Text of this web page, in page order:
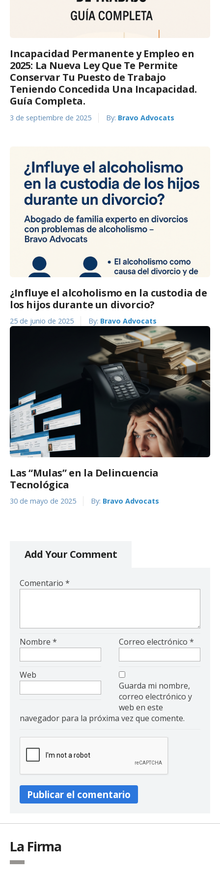
Incapacidad Permanente y Empleo en
2025: La Nueva Ley Que Te Permite
Conservar Tu Puesto de Trabajo
Teniendo Concedida Una Incapacidad.
Guía Completa.
3 de septiembre de 2025 By: Bravo Advocats
¿Influye el alcoholismo en la custodia de
los hijos durante un divorcio?
25 de junio de 2025 By: Bravo Advocats
Las “Mulas” en la Delincuencia
Tecnológica
30 de mayo de 2025 By: Bravo Advocats
Add Your Comment
Comentario *
Nombre * Correo electrónico*
Web
Guarda mi nombre,
correo electrónico y
web en este
navegador para la próxima vez que comente.
La Firma